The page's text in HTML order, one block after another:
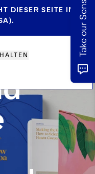
DIESER SEITE IN
Sie